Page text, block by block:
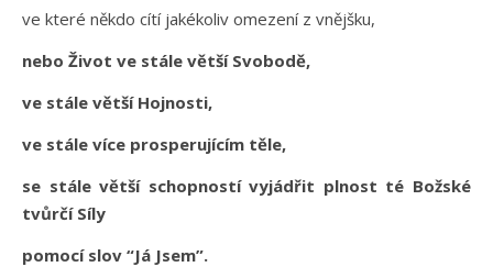
ve které někdo cítí jakékoliv omezení z vnějšku,
nebo Život ve stále větší Svobodě,
ve stále větší Hojnosti,
ve stále více prosperujícím těle,
se stále větší schopností vyjádřit plnost té Božské
tvůrčí Síly
pomocí slov “Já Jsem”.